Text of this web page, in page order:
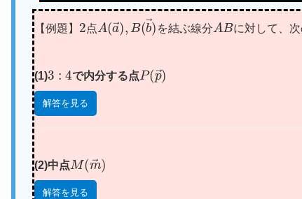
【例題】
2
点
A (a→ ),B(b → )
を結ぶ線分
A B
に対して、
(1)
3
で内分する点
P(p→
解答を見る
(2)中点
M(m→
解答を見る